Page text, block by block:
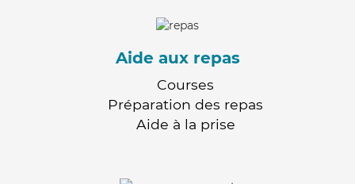
Aide aux repas
Courses
Préparation des repas
Aide à la prise